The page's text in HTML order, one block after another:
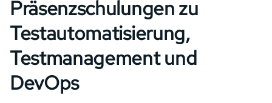
Präsenzschulungen zu
Testautomatisierung,
Testmanagement und
DevOps